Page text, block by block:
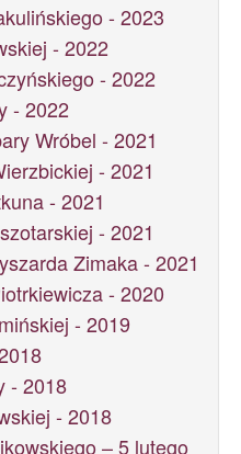
- 2023
- 2022
- 2022
- 2022
Wróbel - 2021
- 2021
- 2021
- 2021
Zimaka - 2021
- 2020
- 2019
- 2018
- 2018
– 5 lutego